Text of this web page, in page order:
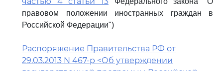
правовом положении иностранных граждан в
Российской Федерации")
Распоряжение Правительства РФ от
29.03.2013 N 467-р <Об утверждении